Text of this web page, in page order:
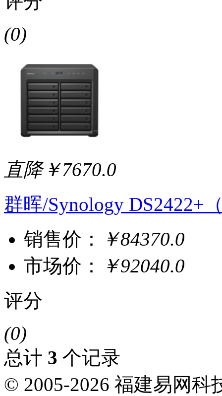
(0)
直降￥7670.0
群晖/Synology DS2422+
销售价：
￥84370.0
市场价：
￥92040.0
评分
(0)
总计 3 个记录
© 2005-2026 福建易网